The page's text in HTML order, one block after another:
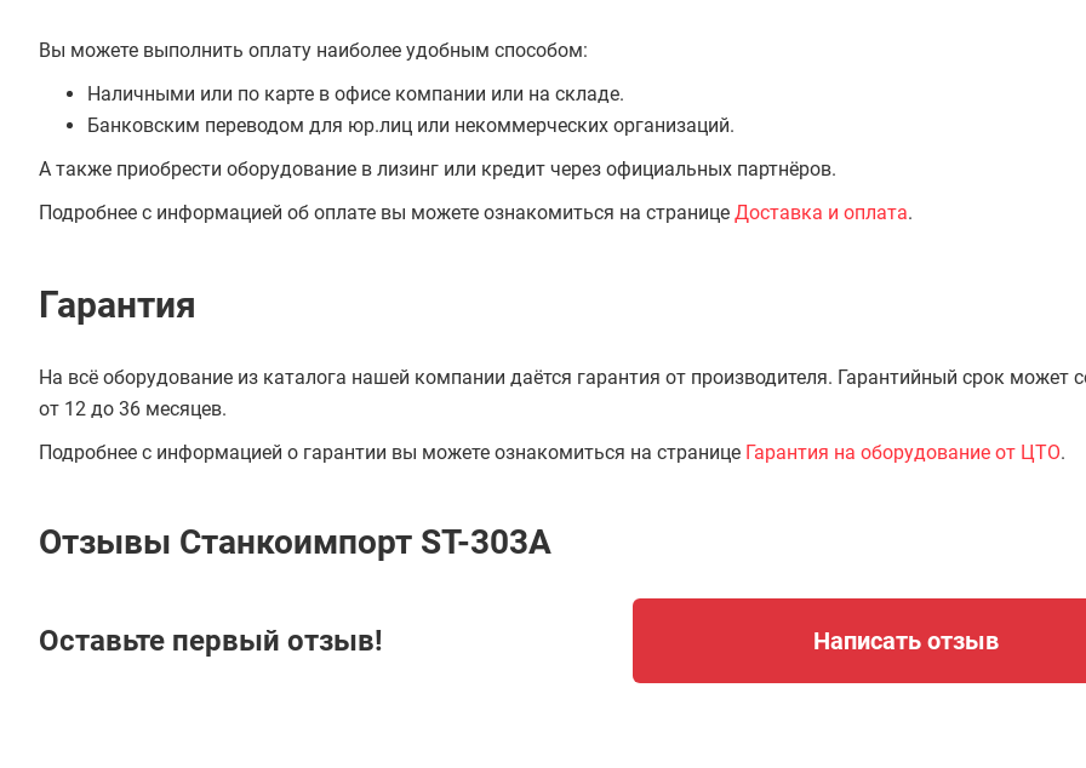
Вы можете выполнить оплату наиболее удобным способом:
Наличными или по карте в офисе компании или на складе.
Банковским переводом для юр.лиц или некоммерческих организаций.
А также приобрести оборудование в лизинг или кредит через официальных партнёров.
Подробнее с информацией об оплате вы можете ознакомиться на странице Доставка и оплата.
Гарантия
На всё оборудование из каталога нашей компании даётся гарантия от производителя. Гарантийный срок может
от 12 до 36 месяцев.
Подробнее с информацией о гарантии вы можете ознакомиться на странице Гарантия на оборудование от ЦТО.
Отзывы Станкоимпорт ST-303A
Оставьте первый отзыв! Написать отзыв